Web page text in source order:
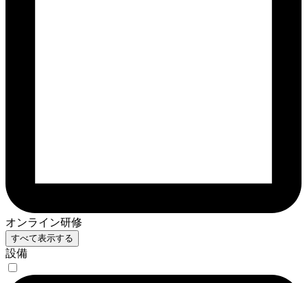
オンライン研修
すべて表示する
設備